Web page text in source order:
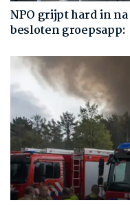
NPO grijpt hard in
besloten groepsapp: